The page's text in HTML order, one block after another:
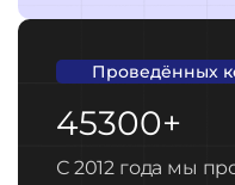
Проведённых
45300+
С 2012 года мы